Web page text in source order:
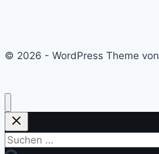
© 2026 - WordPress Theme von
Suchen